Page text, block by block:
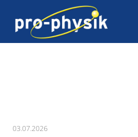
03.07.2026